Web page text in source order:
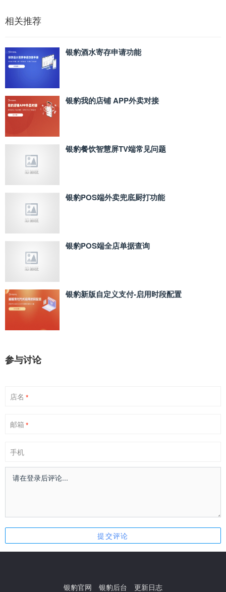
相关推荐
银豹酒水寄存申请功能
银豹我的店铺 APP外卖对接
银豹餐饮智慧屏TV端常见问题
银豹POS端外卖兜底厨打功能
银豹POS端全店单据查询
银豹新版自定义支付‑启用时段配置
参与讨论
店名 *
邮箱 *
手机
银豹官网 银豹后台 更新日志